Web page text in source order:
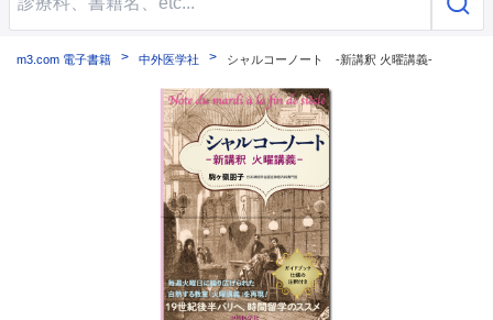
m3.com 電子書籍 中外医学社 シャルコーノート -新講釈 火曜講義-